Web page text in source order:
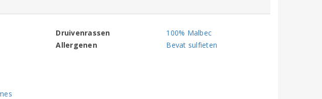
Druivenrassen
100% Malbec
Allergenen
Bevat sulfieten